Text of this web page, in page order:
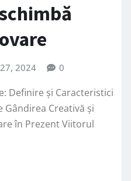
2024 0
Definire și Caracteristici
Gândirea Creativă și
în Prezent Viitorul